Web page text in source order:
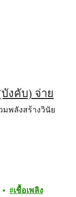
งคับ) จ่าย
มพลังสร้างวินัย
เชื้อเพลิง